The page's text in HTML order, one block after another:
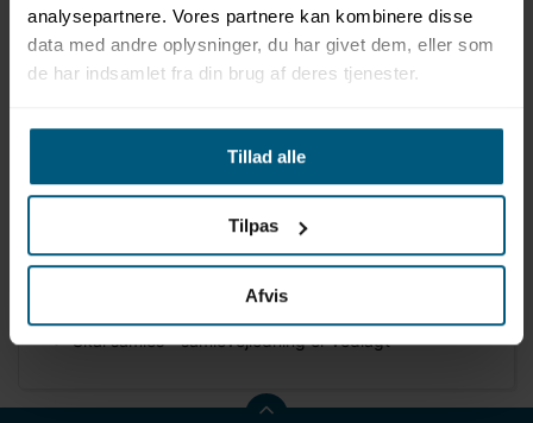
analysepartnere. Vores partnere kan kombinere disse
data med andre oplysninger, du har givet dem, eller som
de har indsamlet fra din brug af deres tjenester.
Tillad alle
Tilpas
Afvis
Mærke: Malmsten
Serie: Malmsten Pool Toys
Model: Tetra
Dimensioner: L 1100 x B 950 x H 1050 mm
Materiale: Mikrolen 45 kg/kubikmeter
Letvægtsmateriale - nemt at håndtere
Robust og vedligeholdelsesfrit
Skal samles - samlevejledning er vedlagt